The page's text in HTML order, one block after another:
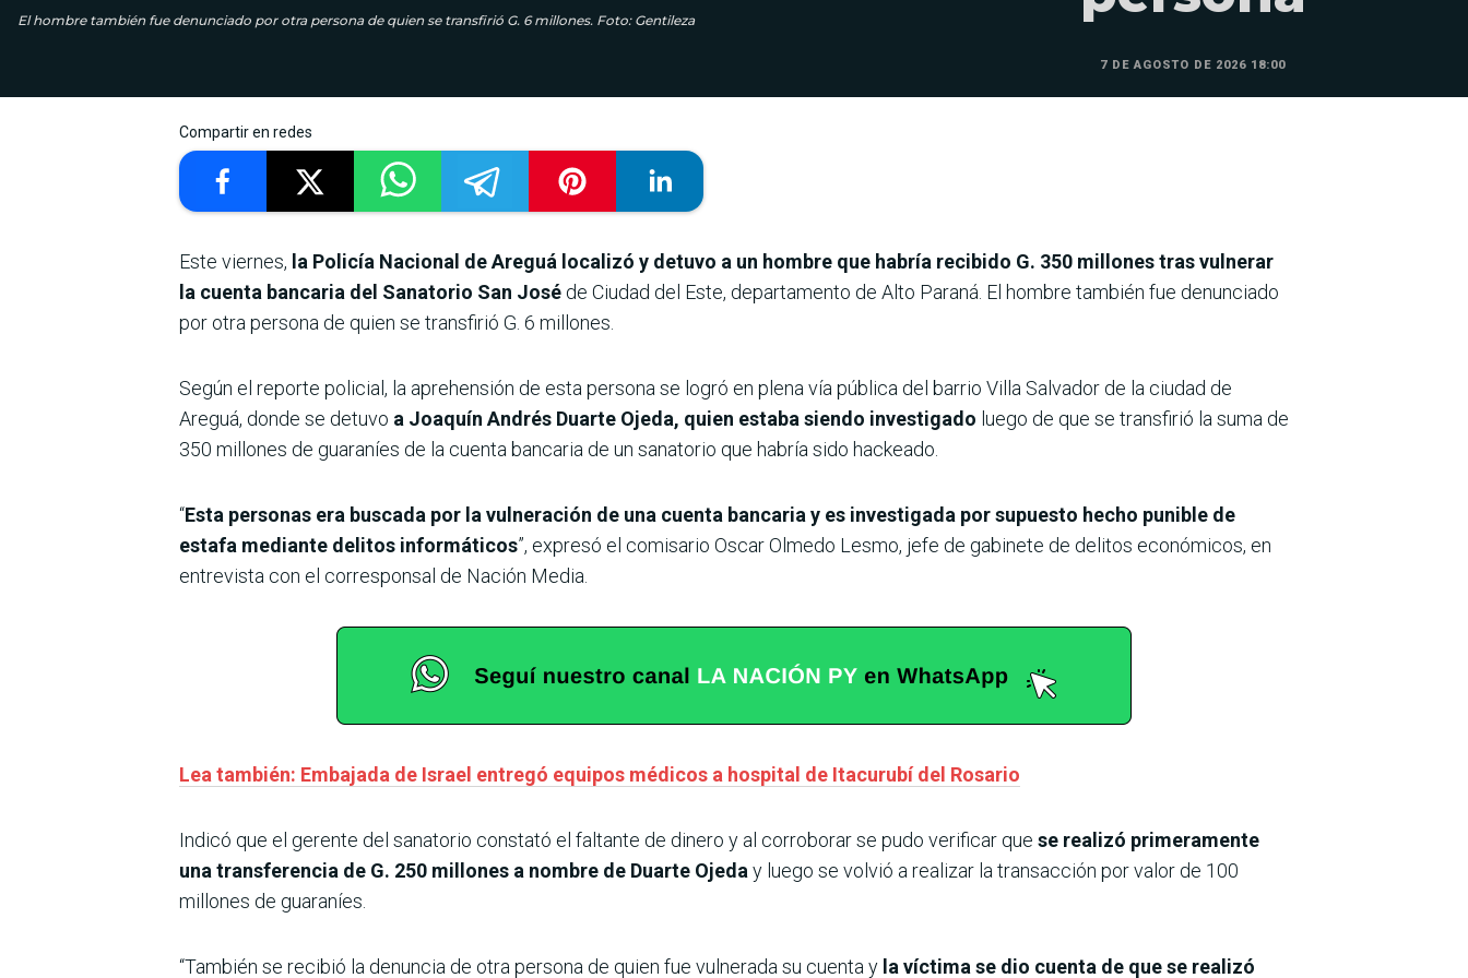
El hombre también fue denunciado por otra persona de quien se transfirió G. 6 millones. Foto: Gentileza
7 DE AGOSTO DE 2026 18:00
Compartir en redes
Este viernes, la Policía Nacional de Areguá localizó y detuvo a un hombre que habría recibido G. 350 millones tras vulnerar
la cuenta bancaria del Sanatorio San José de Ciudad del Este, departamento de Alto Paraná. El hombre también fue denunciado
por otra persona de quien se transfirió G. 6 millones.
Según el reporte policial, la aprehensión de esta persona se logró en plena vía pública del barrio Villa Salvador de la ciudad de
Areguá, donde se detuvo a Joaquín Andrés Duarte Ojeda, quien estaba siendo investigado luego de que se transfirió la suma de
350 millones de guaraníes de la cuenta bancaria de un sanatorio que habría sido hackeado.
“Esta personas era buscada por la vulneración de una cuenta bancaria y es investigada por supuesto hecho punible de
estafa mediante delitos informáticos”, expresó el comisario Oscar Olmedo Lesmo, jefe de gabinete de delitos económicos, en
entrevista con el corresponsal de Nación Media.
Lea también: Embajada de Israel entregó equipos médicos a hospital de Itacurubí del Rosario
Indicó que el gerente del sanatorio constató el faltante de dinero y al corroborar se pudo verificar que se realizó primeramente
una transferencia de G. 250 millones a nombre de Duarte Ojeda y luego se volvió a realizar la transacción por valor de 100
millones de guaraníes.
“También se recibió la denuncia de otra persona de quien fue vulnerada su cuenta y la víctima se dio cuenta de que se realizó